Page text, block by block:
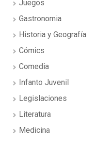
Juegos
Gastronomia
Historia y Geografía
Cómics
Comedia
Infanto Juvenil
Legislaciones
Literatura
Medicina